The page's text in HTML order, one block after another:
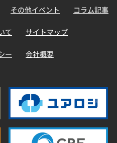
その他イベント コラム記事
て サイトマップ
ー 会社概要